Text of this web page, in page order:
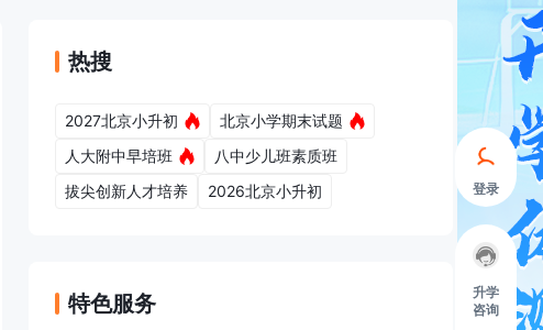
登录
升学
咨询
热搜
2027北京小升初
北京小学期末试题
人大附中早培班
八中少儿班素质班
拔尖创新人才培养
2026北京小升初
特色服务